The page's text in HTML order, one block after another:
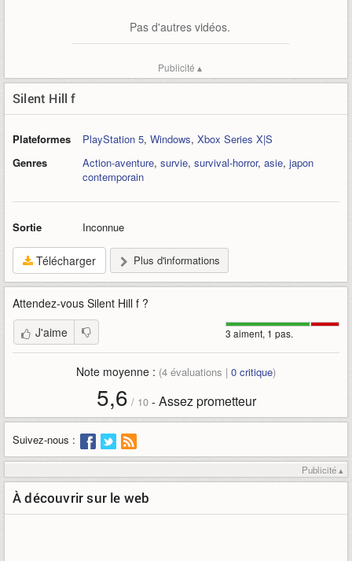
Pas d'autres vidéos.
Publicité ▴
Silent Hill f
Plateformes PlayStation 5, Windows, Xbox Series X|S
Genres
Action-aventure, survie, survival-horror, asie, japon
contemporain
Sortie Inconnue
Télécharger Plus d'informations
Attendez-vous Silent Hill f ?
3 aiment, 1 pas.
J'aime
Note moyenne : (4 évaluations | 0 critique)
5,6 / 10- Assez prometteur
Suivez-nous :
Publicité ▴
À découvrir sur le web